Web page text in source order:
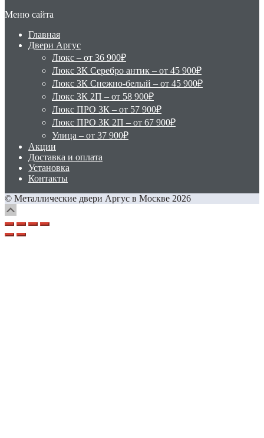
Меню сайта
Главная
Двери Аргус
Люкс – от 36 900₽
Люкс 3К Серебро антик – от 45 900₽
Люкс 3К Снежно-белый – от 45 900₽
Люкс 3К 2П – от 58 900₽
Люкс ПРО 3К – от 57 900₽
Люкс ПРО 3К 2П – от 67 900₽
Улица – от 37 900₽
Акции
Доставка и оплата
Установка
Контакты
© Металлические двери Аргус в Москве 2026
Up